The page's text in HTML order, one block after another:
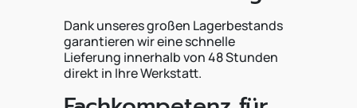
Dank unseres großen Lagerbestands
garantieren wir eine schnelle
Lieferung innerhalb von 48 Stunden
direkt in Ihre Werkstatt.